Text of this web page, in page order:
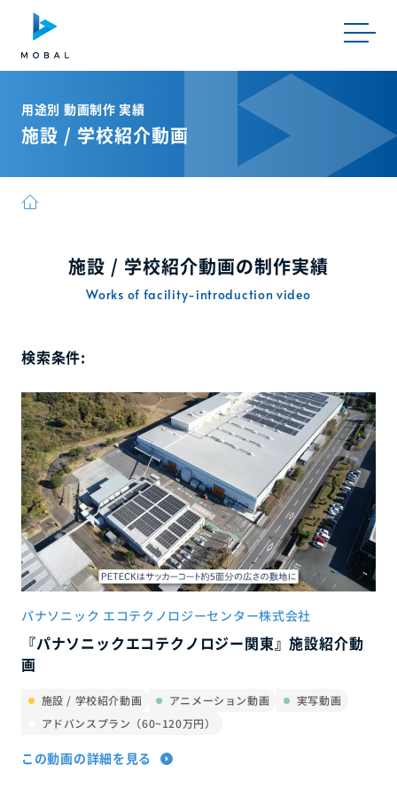
用途別 動画制作 実績
施設 / 学校紹介動画
施設 / 学校紹介動画の制作実績
Works of facility-introduction video
検索条件:
パナソニック エコテクノロジーセンター株式会社
『パナソニックエコテクノロジー関東』施設紹介動
画
施設 / 学校紹介動画 アニメーション動画
実写動画
アドバンスプラン（60~120万円）
この動画の詳細を見る